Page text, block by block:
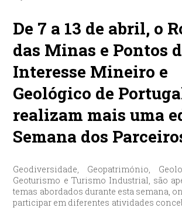
De 7 a 13 de abril, o
das Minas e Pontos
Interesse Mineiro e
Geológico de
realizam mais uma
Semana dos
Geodiversidade, Geopatrimónio,
Geoturismo e Turismo Industrial, são
temas abordados durante esta semana,
participar em diferentes atividades